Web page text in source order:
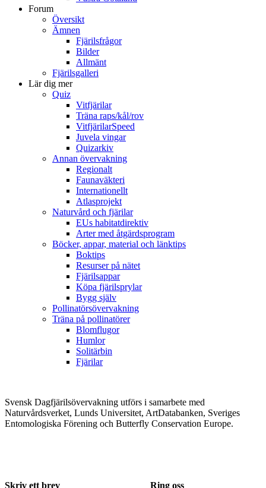
Forum
Översikt
Ämnen
Fjärilsfrågor
Bilder
Allmänt
Fjärilsgalleri
Lär dig mer
Quiz
Vitfjärilar
Träna raps/kål/rov
VitfjärilarSpeed
Juvela vingar
Quizarkiv
Annan övervakning
Regionalt
Faunaväkteri
Internationellt
Atlasprojekt
Naturvård och fjärilar
EUs habitatdirektiv
Arter med åtgärdsprogram
Böcker, appar, material och länktips
Boktips
Resurser på nätet
Fjärilsappar
Köpa fjärilsprylar
Bygg själv
Pollinatörsövervakning
Träna på pollinatörer
Blomflugor
Humlor
Solitärbin
Fjärilar
Svensk Dagfjärilsövervakning utförs i samarbete med
Naturvårdsverket, Lunds Universitet, ArtDatabanken, Sveriges
Entomologiska Förening och Butterfly Conservation Europe.
Skriv ett brev Ring oss